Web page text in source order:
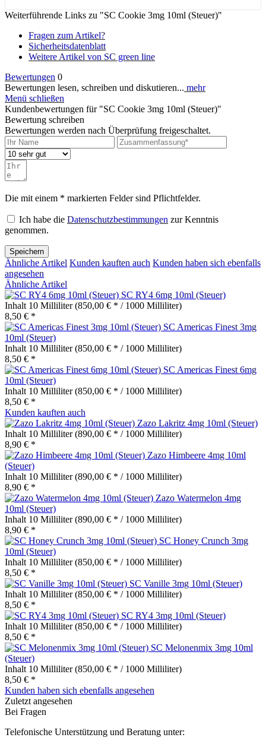
Weiterführende Links zu "SC Cookie 3mg 10ml (Steuer)"
Fragen zum Artikel?
Sicherheitsdatenblatt
Weitere Artikel von SC green line
Bewertungen 0
Bewertungen lesen, schreiben und diskutieren... mehr
Menü schließen
Kundenbewertungen für "SC Cookie 3mg 10ml (Steuer)"
Bewertung schreiben
Bewertungen werden nach Überprüfung freigeschaltet.
Die mit einem * markierten Felder sind Pflichtfelder.
Ich habe die Datenschutzbestimmungen zur Kenntnis
genommen.
Speichern
Ähnliche Artikel Kunden kauften auch Kunden haben sich ebenfalls
angesehen
Ähnliche Artikel
SC RY4 6mg 10ml (Steuer)
Inhalt 10 Milliliter(850,00 € * / 1000 Milliliter)
8,50 € *
SC Americas Finest 3mg
10ml (Steuer)
Inhalt 10 Milliliter(850,00 € * / 1000 Milliliter)
8,50 € *
SC Americas Finest 6mg
10ml (Steuer)
Inhalt 10 Milliliter(850,00 € * / 1000 Milliliter)
8,50 € *
Kunden kauften auch
Zazo Lakritz 4mg 10ml (Steuer)
Inhalt 10 Milliliter(890,00 € * / 1000 Milliliter)
8,90 € *
Zazo Himbeere 4mg 10ml
(Steuer)
Inhalt 10 Milliliter(890,00 € * / 1000 Milliliter)
8,90 € *
Zazo Watermelon 4mg
10ml (Steuer)
Inhalt 10 Milliliter(890,00 € * / 1000 Milliliter)
8,90 € *
SC Honey Crunch 3mg
10ml (Steuer)
Inhalt 10 Milliliter(850,00 € * / 1000 Milliliter)
8,50 € *
SC Vanille 3mg 10ml (Steuer)
Inhalt 10 Milliliter(850,00 € * / 1000 Milliliter)
8,50 € *
SC RY4 3mg 10ml (Steuer)
Inhalt 10 Milliliter(850,00 € * / 1000 Milliliter)
8,50 € *
SC Melonenmix 3mg 10ml
(Steuer)
Inhalt 10 Milliliter(850,00 € * / 1000 Milliliter)
8,50 € *
Kunden haben sich ebenfalls angesehen
Zuletzt angesehen
Bei Fragen
Telefonische Unterstützung und Beratung unter: